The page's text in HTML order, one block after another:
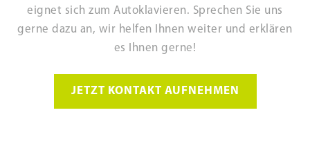
eignet sich zum Autoklavieren. Sprechen Sie uns
gerne dazu an, wir helfen Ihnen weiter und erklären
es Ihnen gerne!
JETZT KONTAKT AUFNEHMEN